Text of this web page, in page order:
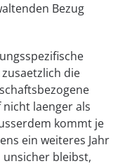
Bezug
die
laenger als
kommt je
ein weiteres Jahr
unsicher bleibst,